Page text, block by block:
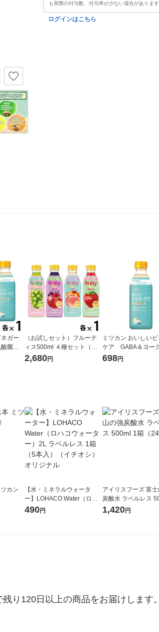
も実際の付与数、付与率が少ない場合がありま
ログインはこちら
ネガー
菌＆
く
ト500
（お試しセット）フルーテ
ィス500ml ４種セット（シ
ャインマスカット・ざく
ろ・白桃・あまおう）飲む
2,680円
ミツカン おいしい
ケア GABA＆ヨーグ
00ml 1本 希釈用 りん
698円
カン
【水・ミネラルウォータ
ー】LOHACO Water（ロハ
コウォーター）2L ラベルレ
490円
アイリスフーズ 富
炭酸水 ラベルレス
箱（24本入）
1,420円
り120日以上の商品をお届けします。